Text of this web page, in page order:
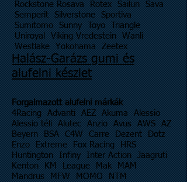
Rockstone Rosava Rotex Sailun Sava
Semperit Silverstone Sportiva
Sumitomo Sunny Toyo Triangle
Uniroyal Viking Vredestein Wanli
Westlake Yokohama Zeetex
Halász-Garázs gumi és
alufelni készlet
Forgalmazott alufelni márkák
4Racing Advanti AEZ Akuma Alessio
Alessio téli Alutec Anzio Avus AWS AZ
Beyern BSA C4W Carre Dezent Dotz
Enzo Extreme Fox Racing HRS
Huntington Infiny Inter Action Jaagruti
Kenton KM League Mak MAM
Mandrus MFW MOMO NTM